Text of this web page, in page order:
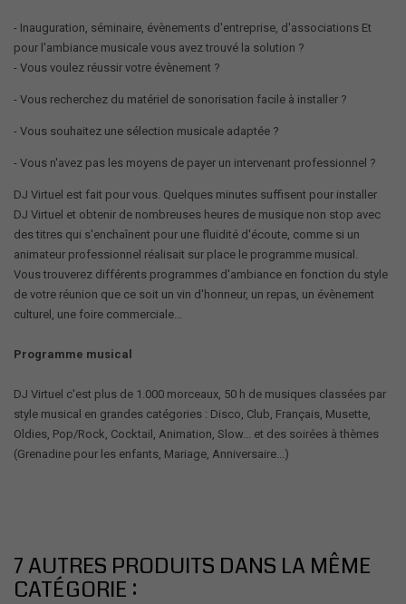
- Inauguration, séminaire, évènements d'entreprise, d'associations Et
pour l'ambiance musicale vous avez trouvé la solution ?
- Vous voulez réussir votre évènement ?
- Vous recherchez du matériel de sonorisation facile à installer ?
- Vous souhaitez une sélection musicale adaptée ?
- Vous n'avez pas les moyens de payer un intervenant professionnel ?
DJ Virtuel est fait pour vous. Quelques minutes suffisent pour installer
DJ Virtuel et obtenir de nombreuses heures de musique non stop avec
des titres qui s'enchaînent pour une fluidité d'écoute, comme si un
animateur professionnel réalisait sur place le programme musical.
Vous trouverez différents programmes d'ambiance en fonction du style
de votre réunion que ce soit un vin d'honneur, un repas, un évènement
culturel, une foire commerciale...
Programme musical
DJ Virtuel c'est plus de 1.000 morceaux, 50 h de musiques classées par
style musical en grandes catégories : Disco, Club, Français, Musette,
Oldies, Pop/Rock, Cocktail, Animation, Slow... et des soirées à thèmes
(Grenadine pour les enfants, Mariage, Anniversaire...)
7 AUTRES PRODUITS DANS LA MÊME
CATÉGORIE :